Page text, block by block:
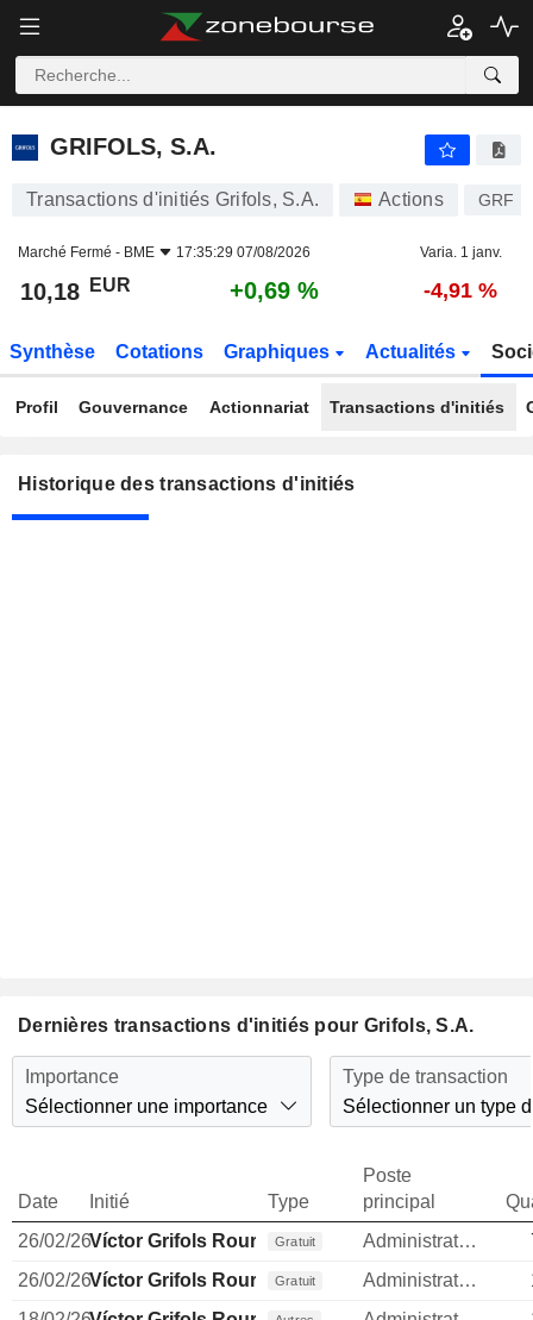
GRIFOLS, S.A.
GRIFOLS, S.A.
Transactions d'initiés Grifols, S.A. Actions GRF
Marché Fermé - BME 17:35:29 07/08/2026 Varia. 1 janv.
10,18 EUR +0,69 % -4,91 %
Synthèse Cotations Graphiques Actualités
Profil Gouvernance Actionnariat Transactions d'initiés
Historique des transactions d'initiés
Dernières transactions d'initiés pour Grifols, S.A.
Importance
Sélectionner une importance
Type de transaction
Sélectionner un type
Date Initié Type
Poste
principal
26/02/26Víctor Grifols Roura Gratuit Administrateur
26/02/26Víctor Grifols Roura Gratuit Administrateur